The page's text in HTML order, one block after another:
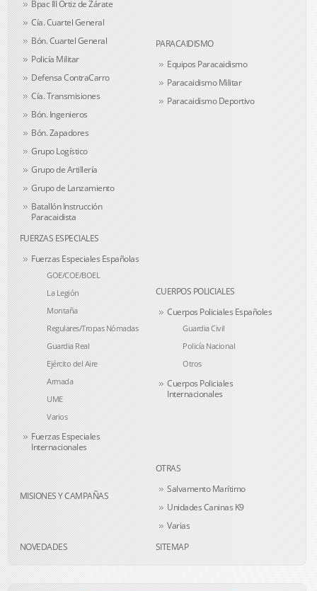
Bpac III Ortiz de Zárate
Cía. Cuartel General
Bón. Cuartel General
Policía Militar
Defensa ContraCarro
Cía. Transmisiones
Bón. Ingenieros
Bón. Zapadores
Grupo Logístico
Grupo de Artillería
Grupo de Lanzamiento
Batallón Instrucción
Paracaidista
PARACAIDISMO
Equipos Paracaidismo
Paracaidismo Militar
Paracaidismo Deportivo
FUERZAS ESPECIALES
Fuerzas Especiales Españolas
GOE/COE/BOEL
La Legión
Montaña
Regulares/Tropas Nómadas
Guardia Real
Ejército del Aire
Armada
UME
Varios
Fuerzas Especiales
Internacionales
CUERPOS POLICIALES
Cuerpos Policiales Españoles
Guardia Civil
Policía Nacional
Otros
Cuerpos Policiales
Internacionales
MISIONES Y CAMPAÑAS
OTRAS
Salvamento Marítimo
Unidades Caninas K9
Varias
NOVEDADES
SITEMAP